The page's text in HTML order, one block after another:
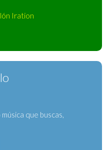
Iration
que buscas,